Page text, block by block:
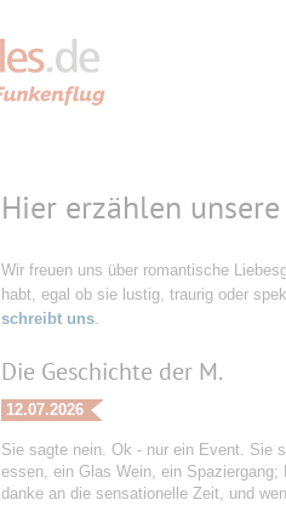
Hier erzählen
Wir freuen uns über romantische
habt, egal ob sie lustig, traurig oder
schreibt uns.
Die Geschichte der M.
12.07.2026
Sie sagte nein. Ok - nur ein Event. Sie
essen, ein Glas Wein, ein
danke an die sensationelle Zeit, und